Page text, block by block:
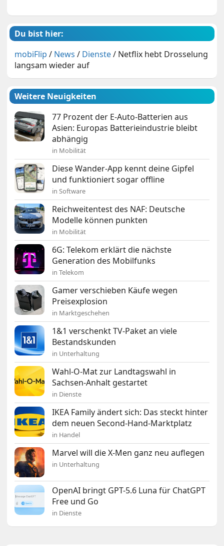
Du bist hier:
mobiFlip / News / Dienste/ Netflix hebt Drosselung
langsam wieder auf
Weitere Neuigkeiten
77 Prozent der E-Auto-Batterien aus
Asien: Europas Batterieindustrie bleibt
abhängig
in Mobilität
Diese Wander-App kennt deine Gipfel
und funktioniert sogar offline
in Software
Reichweitentest des NAF: Deutsche
Modelle können punkten
in Mobilität
6G: Telekom erklärt die nächste
Generation des Mobilfunks
in Telekom
Gamer verschieben Käufe wegen
Preisexplosion
in Marktgeschehen
1&1 verschenkt TV-Paket an viele
Bestandskunden
in Unterhaltung
Wahl-O-Mat zur Landtagswahl in
Sachsen-Anhalt gestartet
in Dienste
IKEA Family ändert sich: Das steckt hinter
dem neuen Second-Hand-Marktplatz
in Handel
Marvel will die X-Men ganz neu auflegen
in Unterhaltung
OpenAI bringt GPT-5.6 Luna für ChatGPT
Free und Go
in Dienste